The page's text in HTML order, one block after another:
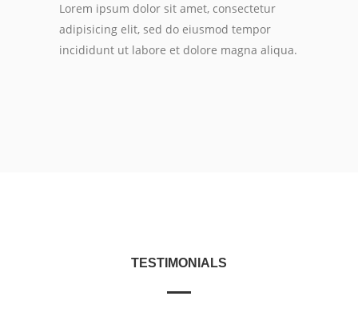
Lorem ipsum dolor sit amet, consectetur
adipisicing elit, sed do eiusmod tempor
incididunt ut labore et dolore magna aliqua.
TESTIMONIALS